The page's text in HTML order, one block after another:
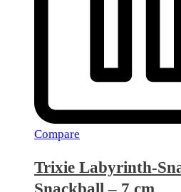
Compare
Trixie Labyrinth-